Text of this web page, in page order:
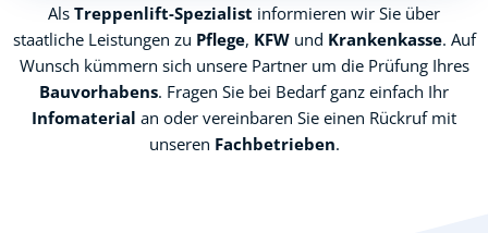
Als Treppenlift-Spezialist informieren wir Sie über
staatliche Leistungen zu Pflege, KFWund Krankenkasse. Auf
Wunsch kümmern sich unsere Partner um die Prüfung Ihres
Bauvorhabens. Fragen Sie bei Bedarf ganz einfach Ihr
Infomaterial an oder vereinbaren Sie einen Rückruf mit
unseren Fachbetrieben.